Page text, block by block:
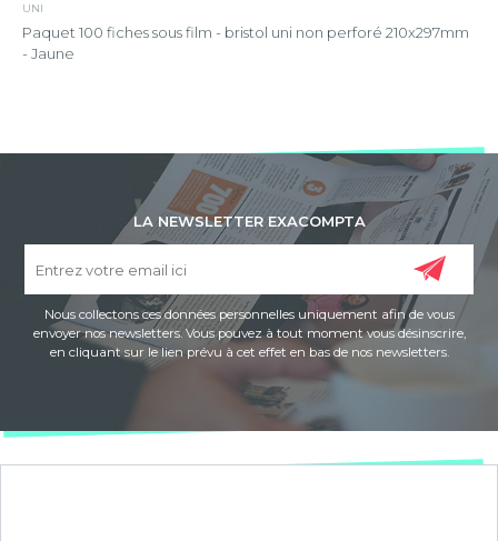
UNI
Paquet 100 fiches sous film - bristol uni non perforé 210x297mm
- Jaune
LA NEWSLETTER EXACOMPTA
Nous collectons ces données personnelles uniquement afin de vous
envoyer nos newsletters. Vous pouvez à tout moment vous désinscrire,
en cliquant sur le lien prévu à cet effet en bas de nos newsletters.